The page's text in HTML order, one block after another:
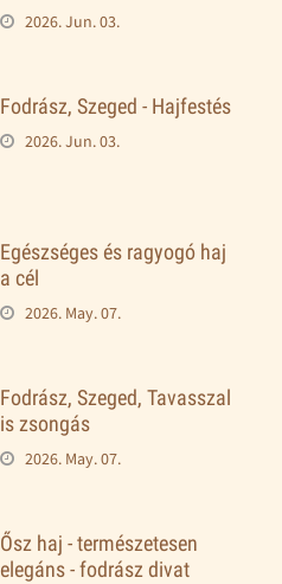
2026. Jun. 03.
Fodrász, Szeged - Hajfestés
2026. Jun. 03.
Egészséges és ragyogó haj
a cél
2026. May. 07.
Fodrász, Szeged, Tavasszal
is zsongás
2026. May. 07.
Ősz haj - természetesen
elegáns - fodrász divat